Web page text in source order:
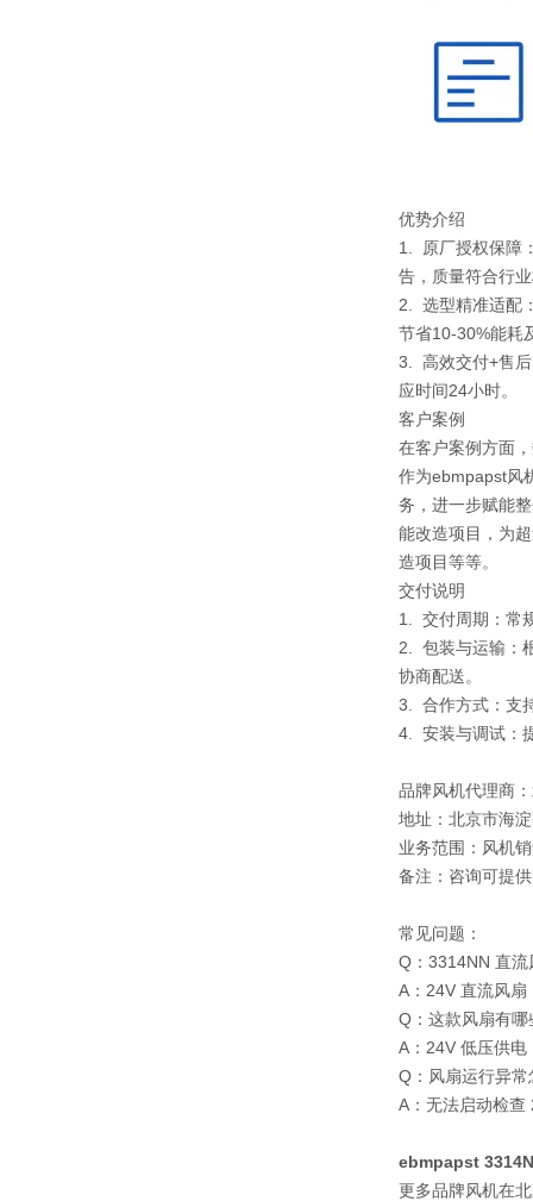
优势介绍
1. 原厂授权保障
告，质量符合行
2. 选型精准适配
节省10-30%能耗
3. 高效交付+售
应时间24小时。
客户案例
在客户案例方面
作为ebmpapst风
务，进一步赋能
能改造项目，为
造项目等等。
交付说明
1. 交付周期：常
2. 包装与运输：
协商配送。
3. 合作方式：支
4. 安装与调试：
品牌风机代理商
地址：北京市海
业务范围：风机
备注：咨询可提
常见问题：
Q：3314NN 直
A：24V 直流风扇
Q：这款风扇有
A：24V 低压供
Q：风扇运行异常
A：无法启动检查
ebmpapst
更多品牌风机在